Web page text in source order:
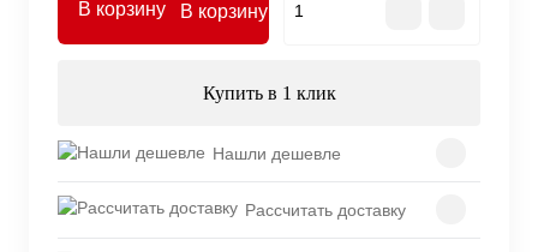
В корзину
Купить в 1 клик
Нашли дешевле
Рассчитать доставку